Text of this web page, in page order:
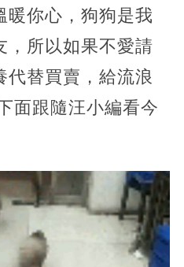
暖你心，狗狗是我
，所以如果不愛請
代替買賣，給流浪
面跟隨汪小編看今